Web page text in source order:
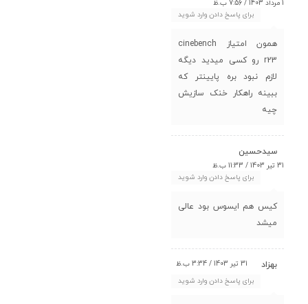
1 مرداد 1403 / 7:56 ب.ظ
برای پاسخ دادن وارد شوید
همون امتیاز cinebench
r23 رو کسی میدید دیگه
لازم نبود بره پایینتر که
ببینه راهکار خنک سازیش
چیه
سیدحسین
31 تیر 1403 / 11:33 ب.ظ
برای پاسخ دادن وارد شوید
کیس هم ایسوس بود عالی
میشد
بهزاد
31 تیر 1403 / 3:34 ب.ظ
برای پاسخ دادن وارد شوید